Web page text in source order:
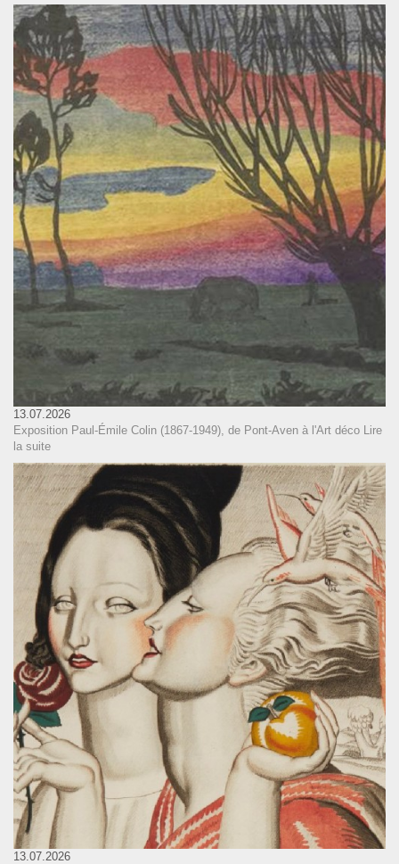
13.07.2026
Exposition Paul-Émile Colin (1867-1949), de Pont-Aven à l'Art déco Lire
la suite
13.07.2026